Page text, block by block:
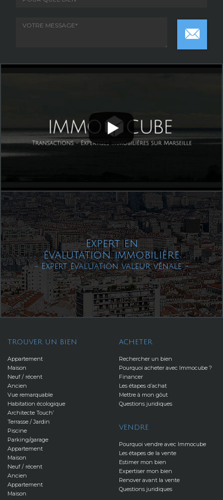
Expert en
évalutation immobilière
- Expert évaluation valeur vénale -
TROUVER UN BIEN
Appartement
Maison
Neuf / récent
Ancien
Vue remarquable
Habitation écologique
Architecte Touch’
Terrasse / Jardin
Piscine
Parking/garage
Appartement
Maison
Neuf / récent
Ancien
Appartement
Maison
ACHETER
Rechercher un bien
Pourquoi acheter avec Immocube ?
Financer
Les étapes d’achat
Mettre à mon gôut
Questions juridiques
VENDRE
Pourquoi vendre avec Immocube
Les étapes de la vente
Estimer mon bien
Expertiser mon bien
Renover avant la vente
Questions juridiques